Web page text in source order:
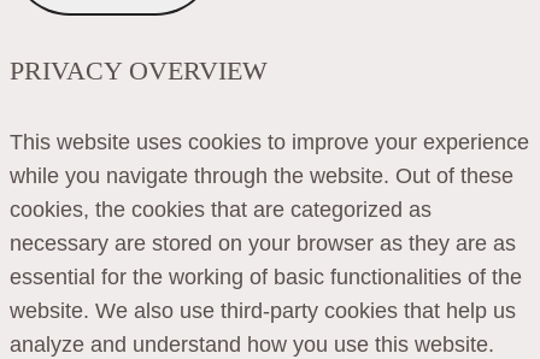
PRIVACY OVERVIEW
This website uses cookies to improve your experience
while you navigate through the website. Out of these
cookies, the cookies that are categorized as
necessary are stored on your browser as they are as
essential for the working of basic functionalities of the
website. We also use third-party cookies that help us
analyze and understand how you use this website.